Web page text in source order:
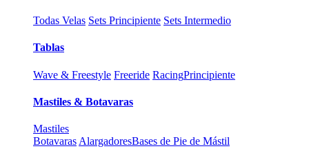
Todas Velas Sets Principiente Sets Intermedio
Tablas
Wave & Freestyle Freeride RacingPrincipiente
Mastiles & Botavaras
Mastiles
Botavaras AlargadoresBases de Pie de Mástil